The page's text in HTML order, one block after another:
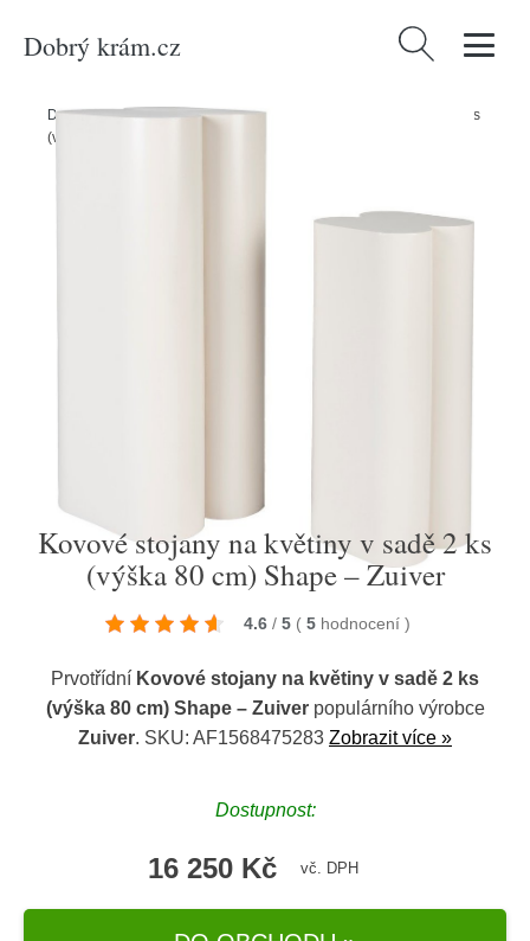
Dobrý krám.cz Vyhledávání
Domů/Produkty/Dekorace/Kovové stojany na květiny v sadě 2 ks
(výška 80 cm) Shape – Zuiver
Kovové stojany na květiny v sadě 2 ks
(výška 80 cm) Shape – Zuiver
4.6 / 5 ( 5 hodnocení )
Prvotřídní Kovové stojany na květiny v sadě 2 ks
(výška 80 cm) Shape – Zuiverpopulárního výrobce
Zuiver. SKU: AF1568475283 Zobrazit více »
Dostupnost:
16 250 Kč vč. DPH